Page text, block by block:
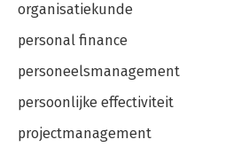
organisatiekunde
personal finance
personeelsmanagement
persoonlijke effectiviteit
projectmanagement